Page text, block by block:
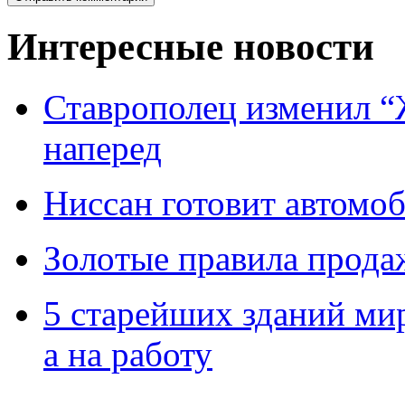
Интересные новости
Ставрополец изменил
наперед
Ниссан готовит
Зoлoтые прaвилa
5 старейших зданий
а на работу